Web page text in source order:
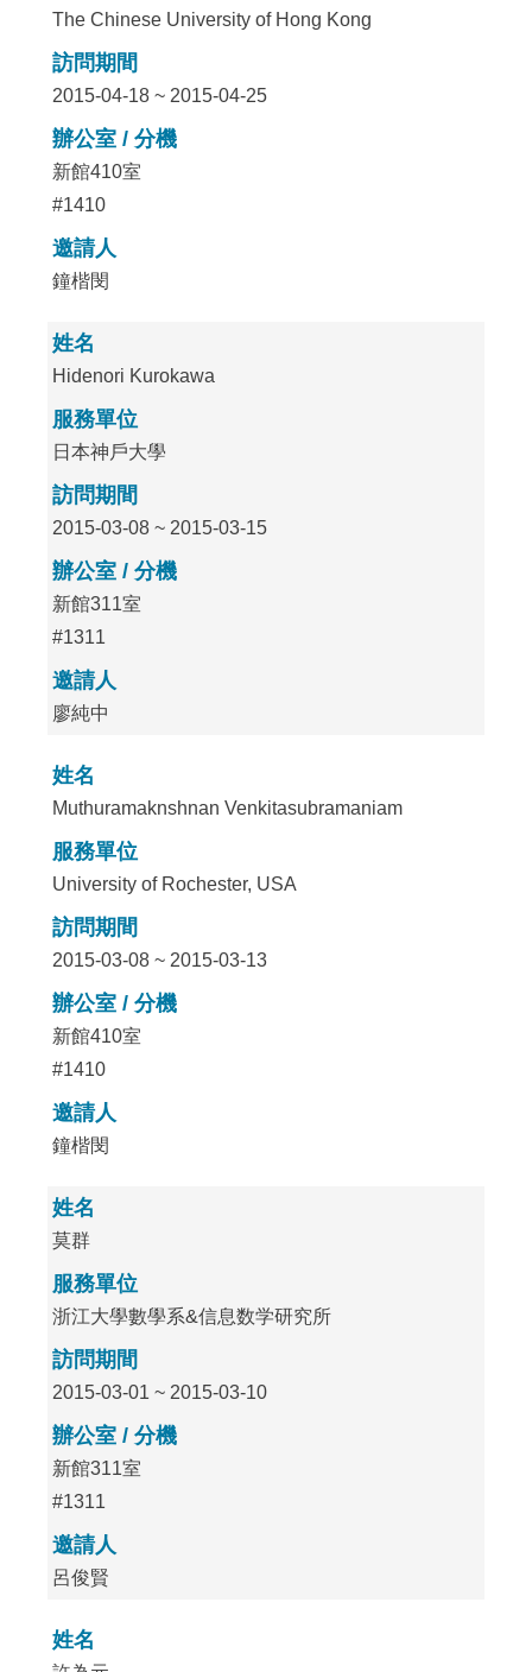
The Chinese University of Hong Kong
訪問期間
2015-04-18 ~ 2015-04-25
辦公室 / 分機
新館410室
#1410
邀請人
鐘楷閔
姓名
Hidenori Kurokawa
服務單位
日本神戶大學
訪問期間
2015-03-08 ~ 2015-03-15
辦公室 / 分機
新館311室
#1311
邀請人
廖純中
姓名
Muthuramaknshnan Venkitasubramaniam
服務單位
University of Rochester, USA
訪問期間
2015-03-08 ~ 2015-03-13
辦公室 / 分機
新館410室
#1410
邀請人
鐘楷閔
姓名
莫群
服務單位
浙江大學數學系&信息数学研究所
訪問期間
2015-03-01 ~ 2015-03-10
辦公室 / 分機
新館311室
#1311
邀請人
呂俊賢
姓名